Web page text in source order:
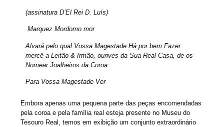
(assinatura D’El Rei D. Luís)
Marquez Mordomo mor
Alvará pelo qual Vossa Magestade Há por bem Fazer
mercê a Leitão & Irmão, ourives da Sua Real Casa, de os
Nomear Joalheiros da Coroa.
Para Vossa Magestade Ver
Embora apenas uma pequena parte das peças encomendadas
pela coroa e pela família real esteja presente no Museu do
Tesouro Real, temos em exibição um conjunto extraordinário